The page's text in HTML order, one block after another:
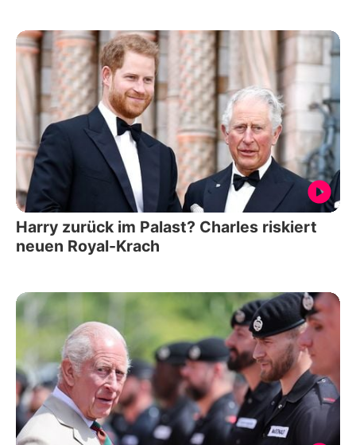
Harry zurück im Palast? Charles riskiert
neuen Royal-Krach